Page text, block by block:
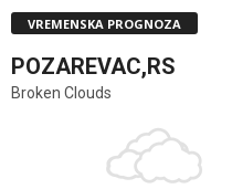
VREMENSKA PROGNOZA
POZAREVAC,RS
Broken Clouds